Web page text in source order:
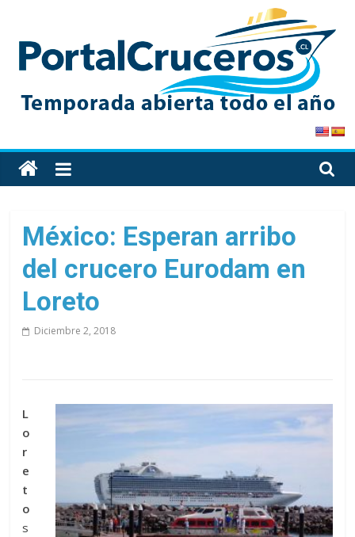
content
PortalCruceros
Toda
la
de
cruceros
en
un
México: Esperan arribo
del crucero Eurodam en
Loreto
Diciembre 2, 2018
L
o
r
e
t
o
s